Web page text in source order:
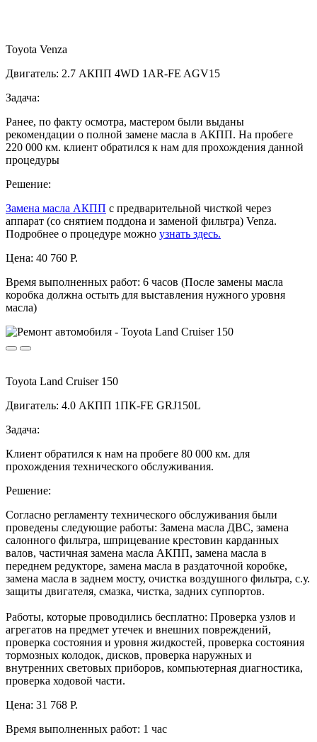
Toyota Venza
Двигатель: 2.7 АКПП 4WD 1AR-FE AGV15
Задача:
Ранее, по факту осмотра, мастером были выданы
рекомендации о полной замене масла в АКПП. На пробеге
220 000 км. клиент обратился к нам для прохождения данной
процедуры
Решение:
Замена масла АКПП с предварительной чисткой через
аппарат (со снятием поддона и заменой фильтра) Venza.
Подробнее о процедуре можно узнать здесь.
Цена: 40 760 Р.
Время выполненных работ: 6 часов (После замены масла
коробка должна остыть для выставления нужного уровня
масла)
Toyota Land Cruiser 150
Двигатель: 4.0 АКПП 1ПК-FE GRJ150L
Задача:
Клиент обратился к нам на пробеге 80 000 км. для
прохождения технического обслуживания.
Решение:
Согласно регламенту технического обслуживания были
проведены следующие работы: Замена масла ДВС, замена
салонного фильтра, шприцевание крестовин карданных
валов, частичная замена масла АКПП, замена масла в
переднем редукторе, замена масла в раздаточной коробке,
замена масла в заднем мосту, очистка воздушного фильтра, с.у.
защиты двигателя, смазка, чистка, задних суппортов.
Работы, которые проводились бесплатно: Проверка узлов и
агрегатов на предмет утечек и внешних повреждений,
проверка состояния и уровня жидкостей, проверка состояния
тормозных колодок, дисков, проверка наружных и
внутренних световых приборов, компьютерная диагностика,
проверка ходовой части.
Цена: 31 768 Р.
Время выполненных работ: 1 час